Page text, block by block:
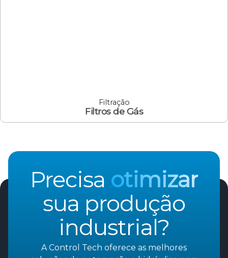
Filtração
Filtros de Gás
Precisa otimizar
sua produção
industrial?
A Control Tech oferece as melhores